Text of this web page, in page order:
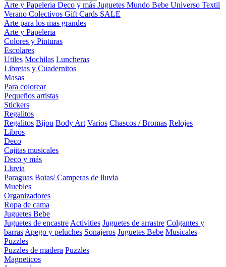
Arte y Papeleria Deco y más Juguetes Mundo Bebe Universo Textil
Verano Colectivos Gift Cards SALE
Arte para los mas grandes
Arte y Papeleria
Colores y Pinturas
Escolares
Utiles Mochilas Luncheras
Libretas y Cuadernitos
Masas
Para colorear
Pequeños artistas
Stickers
Regalitos
Regalitos Bijou Body Art Varios Chascos / Bromas Relojes
Libros
Deco
Cajitas musicales
Deco y más
Lluvia
Paraguas Botas/ Camperas de lluvia
Muebles
Organizadores
Ropa de cama
Juguetes Bebe
Juguetes de encastre Activities Juguetes de arrastre Colgantes y
barras Apego y peluches Sonajeros Juguetes Bebe Musicales
Puzzles
Puzzles de madera Puzzles
Magneticos